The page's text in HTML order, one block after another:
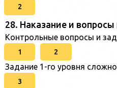
2
28. Наказание и вопросы
Контрольные вопросы и
1 2
Задание 1-го уровня
3